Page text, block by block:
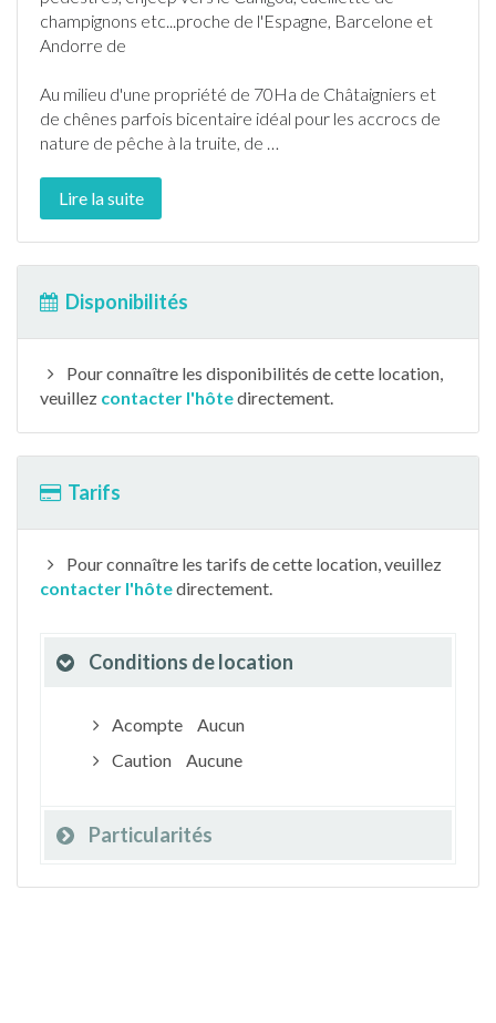
champignons etc...proche de l'Espagne, Barcelone et
Andorre de
Au milieu d'une propriété de 70Ha de Châtaigniers et
de chênes parfois bicentaire idéal pour les accrocs de
nature de pêche à la truite, de …
Lire la suite
Disponibilités
Pour connaître les disponibilités de cette location,
veuillez contacter l'hôtedirectement.
Tarifs
Pour connaître les tarifs de cette location, veuillez
contacter l'hôtedirectement.
Conditions de location
Acompte
Aucun
Caution
Aucune
Particularités